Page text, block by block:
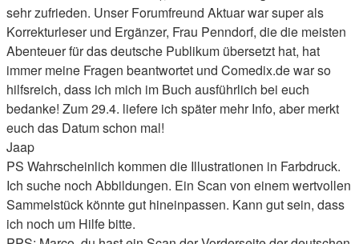
sehr zufrieden. Unser Forumfreund Aktuar war super als
Korrekturleser und Ergänzer, Frau Penndorf, die die meisten
Abenteuer für das deutsche Publikum übersetzt hat, hat
immer meine Fragen beantwortet und Comedix.de war so
hilfsreich, dass ich mich im Buch ausführlich bei euch
bedanke! Zum 29.4. liefere ich später mehr Info, aber merkt
euch das Datum schon mal!
Jaap
PS Wahrscheinlich kommen die Illustrationen in Farbdruck.
Ich suche noch Abbildungen. Ein Scan von einem wertvollen
Sammelstück könnte gut hineinpassen. Kann gut sein, dass
ich noch um Hilfe bitte.